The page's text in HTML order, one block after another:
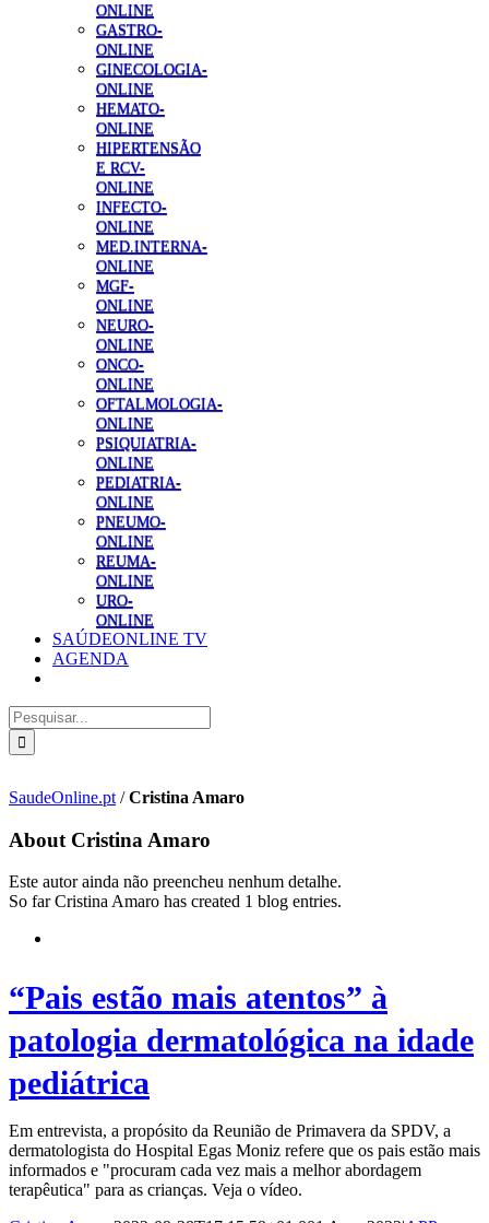
ONLINE
GASTRO-
ONLINE
GINECOLOGIA-
ONLINE
HEMATO-
ONLINE
HIPERTENSÃO
E RCV-
ONLINE
INFECTO-
ONLINE
MED.INTERNA-
ONLINE
MGF-
ONLINE
NEURO-
ONLINE
ONCO-
ONLINE
OFTALMOLOGIA-
ONLINE
PSIQUIATRIA-
ONLINE
PEDIATRIA-
ONLINE
PNEUMO-
ONLINE
REUMA-
ONLINE
URO-
ONLINE
SAÚDEONLINE TV
AGENDA
Pesquisar
SaudeOnline.pt /Cristina Amaro
About Cristina Amaro
Este autor ainda não preencheu nenhum detalhe.
So far Cristina Amaro has created 1 blog entries.
“Pais estão mais atentos” à
patologia dermatológica na idade
pediátrica
Em entrevista, a propósito da Reunião de Primavera da SPDV, a
dermatologista do Hospital Egas Moniz refere que os pais estão mais
informados e "procuram cada vez mais a melhor abordagem
terapêutica" para as crianças. Veja o vídeo.